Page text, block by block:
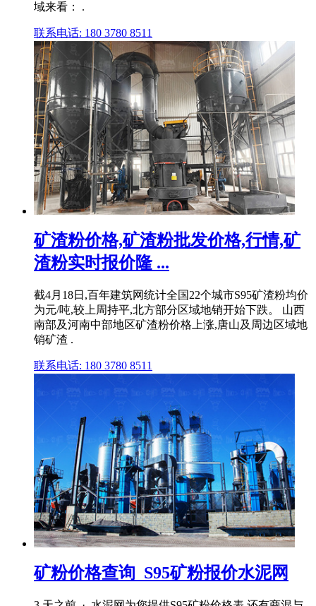
域来看： .
联系电话: 180 3780 8511
矿渣粉价格,矿渣粉批发价格,行情,矿
渣粉实时报价隆 ...
截4月18日,百年建筑网统计全国22个城市S95矿渣粉均价
为元/吨,较上周持平,北方部分区域地销开始下跌。 山西
南部及河南中部地区矿渣粉价格上涨,唐山及周边区域地
销矿渣 .
联系电话: 180 3780 8511
矿粉价格查询_S95矿粉报价水泥网